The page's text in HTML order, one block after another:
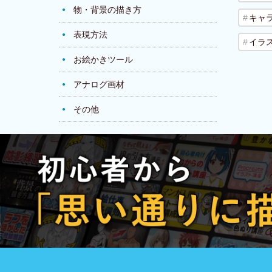
物・背景の描き方
表現方法
お絵かきツール
アナログ画材
その他
キャ
イラ